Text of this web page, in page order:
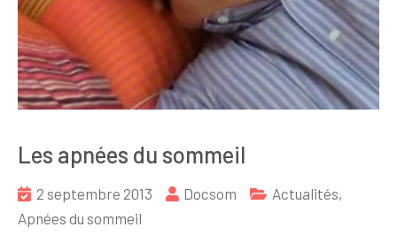
Les apnées du sommeil
2 septembre 2013 Docsom Actualités,
Apnées du sommeil